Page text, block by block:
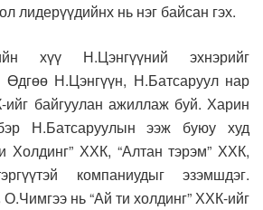
лидерүүдийнх нь нэг байсан гэх.
хүү Н.Цэнгүүний эхнэрийг
Өдгөө Н.Цэнгүүн, Н.Батсаруул нар
ийг байгуулан ажиллаж буй. Харин
Н.Батсаруулын ээж буюу худ
Холдинг” ХХК, “Алтан тэрэм” ХХК,
компаниудыг эзэмшдэг.
О.Чимгээ нь “Ай ти холдинг” ХХК-ийг